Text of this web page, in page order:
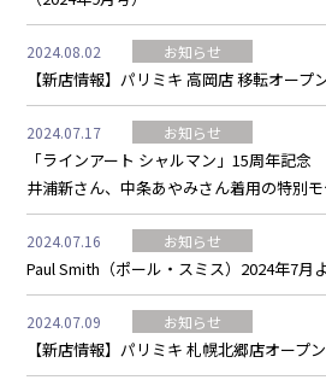
2024.08.02 お知らせ
【新店情報】パリミキ 高岡店 移転オープ
2024.07.17 お知らせ
「ラインアート シャルマン」15周年記念
井浦新さん、中条あやみさん着用の特別
2024.07.16 お知らせ
Paul Smith（ポール・スミス）2024年7月
2024.07.09 お知らせ
【新店情報】パリミキ 札幌北郷店オープン